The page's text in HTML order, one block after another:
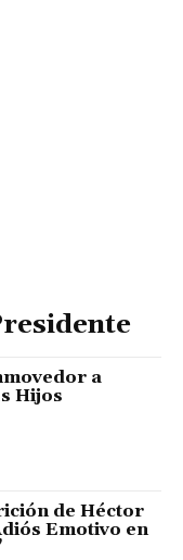
a
Hijos
de Héctor
Emotivo en